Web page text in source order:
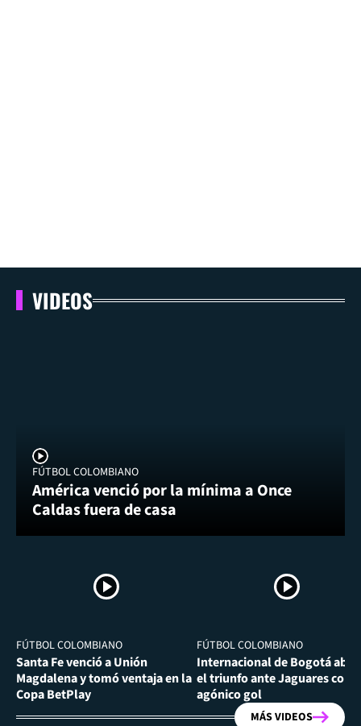
VIDEOS
FÚTBOL COLOMBIANO
América venció por la mínima a Once
Caldas fuera de casa
FÚTBOL COLOMBIANO
Santa Fe venció a Unión
Magdalena y tomó ventaja en la
Copa BetPlay
FÚTBOL COLOMBIANO
Internacional de Bogotá
el triunfo ante Jaguares con
agónico gol
MÁS VIDEOS